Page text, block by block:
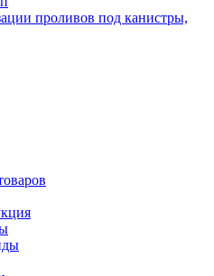
проливов под канистры,